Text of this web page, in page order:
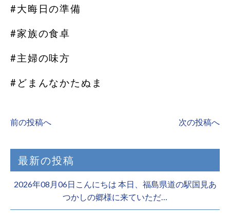
#大晦日の準備
#家族の食卓
#主婦の味方
#どまんなかたぬま
前の投稿へ 次の投稿へ
最新の投稿
2026年08月06日こんにちは 本日、福島県道の駅国見あ
つかしの郷様に来ていただ…